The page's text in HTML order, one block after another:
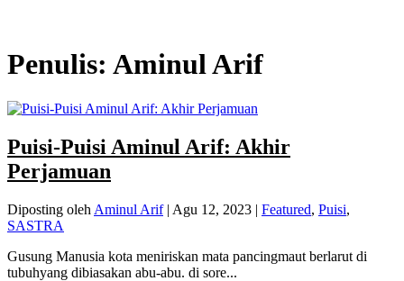
Penulis: Aminul Arif
Puisi-Puisi Aminul Arif: Akhir
Perjamuan
Diposting oleh Aminul Arif| Agu 12, 2023 | Featured, Puisi,
SASTRA
Gusung Manusia kota meniriskan mata pancingmaut berlarut di
tubuhyang dibiasakan abu-abu. di sore...